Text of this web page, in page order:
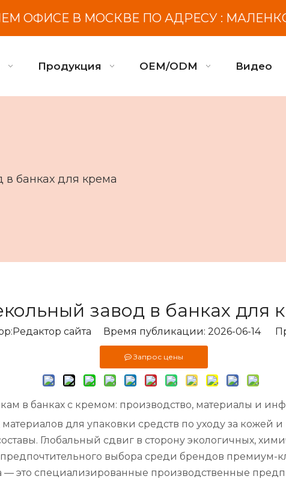
ОФИСЕ В МОСКВЕ ПО АДРЕСУ :
Продукция OEM/ODM Видео
в банках для крема
завод в банках для
сайта Время публикации: 2026-06-14
Запрос цены
в банках с кремом: производство, материалы и
для упаковки средств по уходу за кожей
Глобальный сдвиг в сторону экологичных,
выбора среди брендов премиум-
— это специализированные производственные